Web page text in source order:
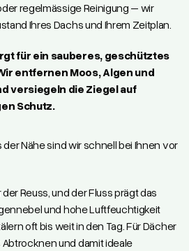
regelmässige Reinigung – wir
Ihres Dachs und Ihrem Zeitplan.
für ein sauberes, geschütztes
entfernen Moos, Algen und
versiegeln die Ziegel auf
Schutz.
der Nähe sind wir schnell bei Ihnen vor
Reuss, und der Fluss prägt das
und hohe Luftfeuchtigkeit
oft bis weit in den Tag. Für Dächer
und damit ideale